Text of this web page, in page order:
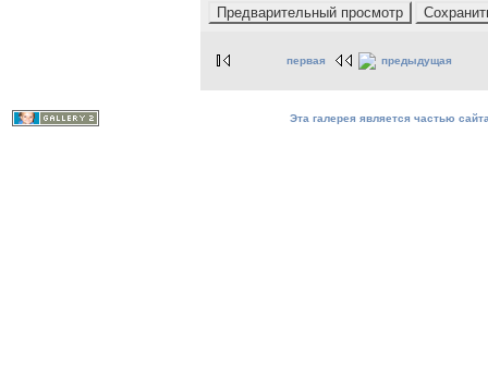
первая предыдущая
Эта галерея является частью